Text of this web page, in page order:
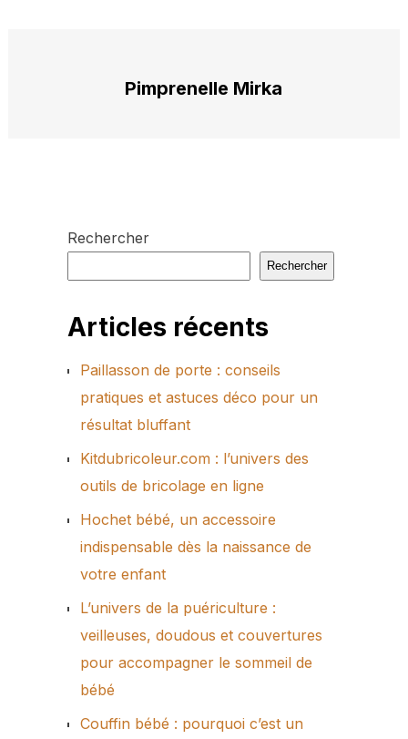
Pimprenelle Mirka
Rechercher
Rechercher
Articles récents
Paillasson de porte : conseils
pratiques et astuces déco pour un
résultat bluffant
Kitdubricoleur.com : l’univers des
outils de bricolage en ligne
Hochet bébé, un accessoire
indispensable dès la naissance de
votre enfant
L’univers de la puériculture :
veilleuses, doudous et couvertures
pour accompagner le sommeil de
bébé
Couffin bébé : pourquoi c’est un